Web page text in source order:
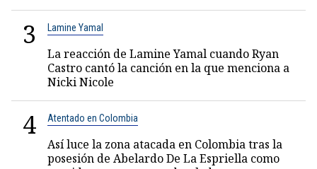
3 Lamine Yamal
La reacción de Lamine Yamal cuando Ryan
Castro cantó la canción en la que menciona a
Nicki Nicole
4 Atentado en Colombia
Así luce la zona atacada en Colombia tras la
posesión de Abelardo De La Espriella como